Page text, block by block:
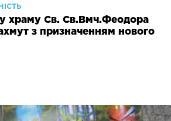
храму Св. Св.Вмч.Феодора
з призначенням нового